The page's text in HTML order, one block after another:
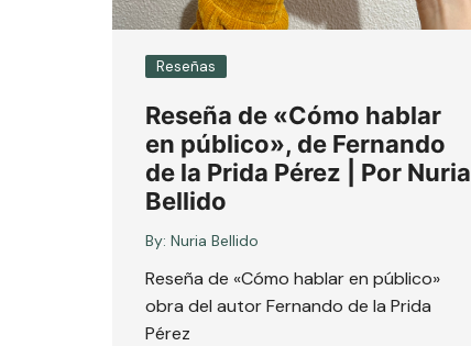
Reseñas
Reseña de «Cómo hablar
en público», de Fernando
de la Prida Pérez | Por Nuria
Bellido
By: Nuria Bellido
Reseña de «Cómo hablar en público»
obra del autor Fernando de la Prida
Pérez